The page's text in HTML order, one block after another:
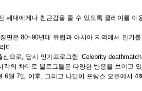
세대에게나 친근감을 줄 수 있도록 클레이를 이
면은 80~90년대 유럽과 아시아 지역에서 인기
디
으로, 당시 인기프로그램 ‘Celebrity
의 차이로 블로그들은 다양한 반응을 보이고
6월 7일 이후, 그리고 나달이 프랑스 오픈에서